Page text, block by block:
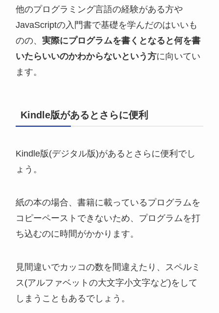
他のプログラミング言語の経験がある方や
JavaScriptの入門書で基礎を学んだのはいいも
のの、実際にプログラムを書くとなると何を書
いたらいいのかわからないという方に向いてい
ます。
Kindle版があるとさらに便利
Kindle版(デジタル版)があるとさらに便利でし
ょう。
紙の本の場合、書籍に載っているプログラムを
コピーペーストできないため、プログラムを打
ち込むのに時間がかかります。
見間違いでカッコの数を間違えたり、スペルミ
ス(アルファベットの大文字小文字など)をして
しまうこともあるでしょう。